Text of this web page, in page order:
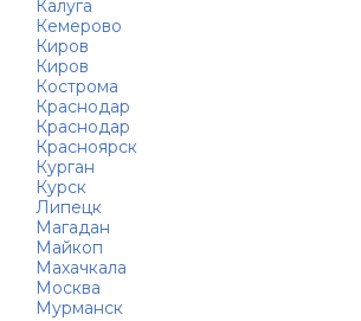
Калуга
Кемерово
Киров
Киров
Кострома
Краснодар
Краснодар
Красноярск
Курган
Курск
Липецк
Магадан
Майкоп
Махачкала
Москва
Мурманск